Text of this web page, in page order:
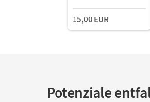
Übungsheft
15,00 EUR
Potenziale